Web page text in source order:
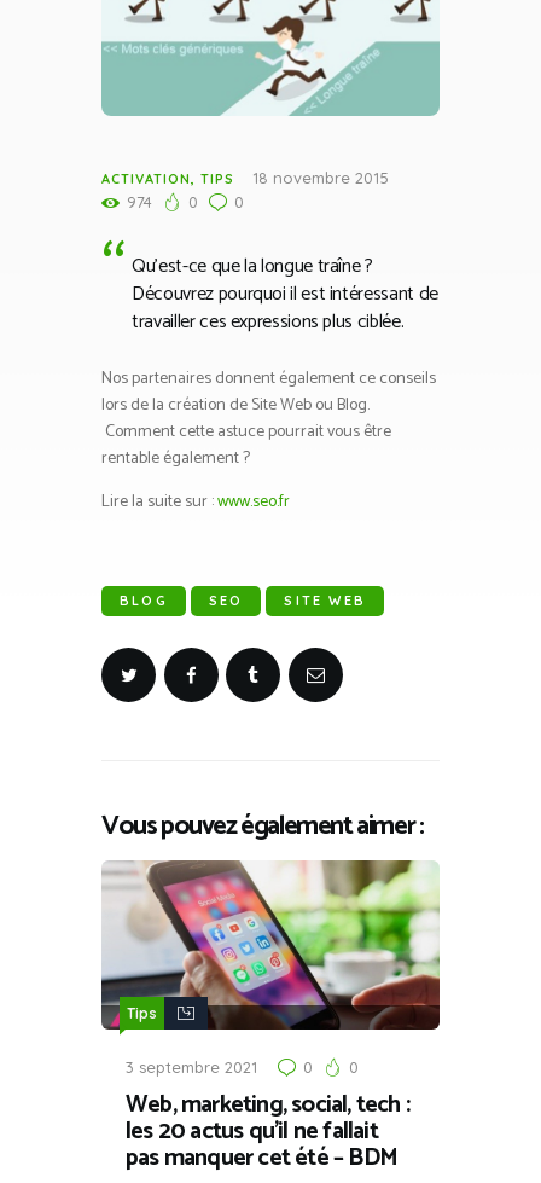
ACTIVATION TIPS
18 novembre 2015
974
0 0
Qu’est-ce que la longue traîne ?
Découvrez pourquoi il est intéressant de
travailler ces expressions plus ciblée.
Nos partenaires donnent également ce conseils
lors de la création de Site Web ou Blog.
Comment cette astuce pourrait vous être
rentable également ?
Lire la suite sur :www.seo.fr
BLOG SEO SITE WEB
Vous pouvez également aimer :
Tips
3 septembre 2021 0 0
Web, marketing, social, tech :
les 20 actus qu’il ne fallait
pas manquer cet été – BDM